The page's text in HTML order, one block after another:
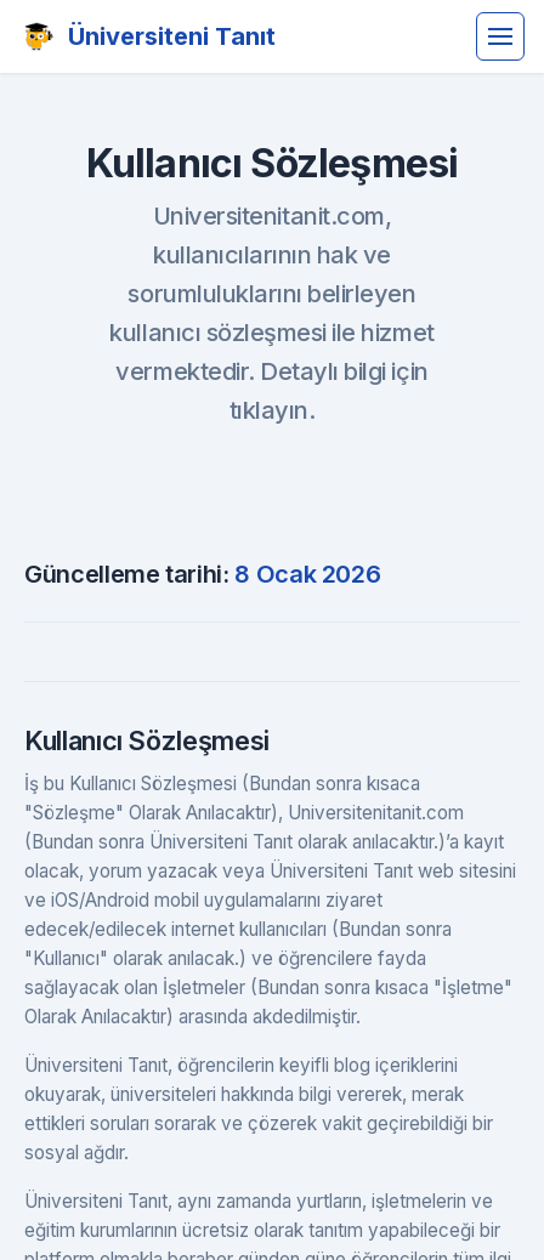
Üniversiteni Tanıt
Kullanıcı Sözleşmesi
Universitenitanit.com,
kullanıcılarının hak ve
sorumluluklarını belirleyen
kullanıcı sözleşmesi ile hizmet
vermektedir. Detaylı bilgi için
tıklayın.
Güncelleme tarihi: 8 Ocak 2026
Kullanıcı Sözleşmesi
İş bu Kullanıcı Sözleşmesi (Bundan sonra kısaca
"Sözleşme" Olarak Anılacaktır), Universitenitanit.com
(Bundan sonra Üniversiteni Tanıt olarak anılacaktır.)’a kayıt
olacak, yorum yazacak veya Üniversiteni Tanıt web sitesini
ve iOS/Android mobil uygulamalarını ziyaret
edecek/edilecek internet kullanıcıları (Bundan sonra
"Kullanıcı" olarak anılacak.) ve öğrencilere fayda
sağlayacak olan İşletmeler (Bundan sonra kısaca "İşletme"
Olarak Anılacaktır) arasında akdedilmiştir.
Üniversiteni Tanıt, öğrencilerin keyifli blog içeriklerini
okuyarak, üniversiteleri hakkında bilgi vererek, merak
ettikleri soruları sorarak ve çözerek vakit geçirebildiği bir
sosyal ağdır.
Üniversiteni Tanıt, aynı zamanda yurtların, işletmelerin ve
eğitim kurumlarının ücretsiz olarak tanıtım yapabileceği bir